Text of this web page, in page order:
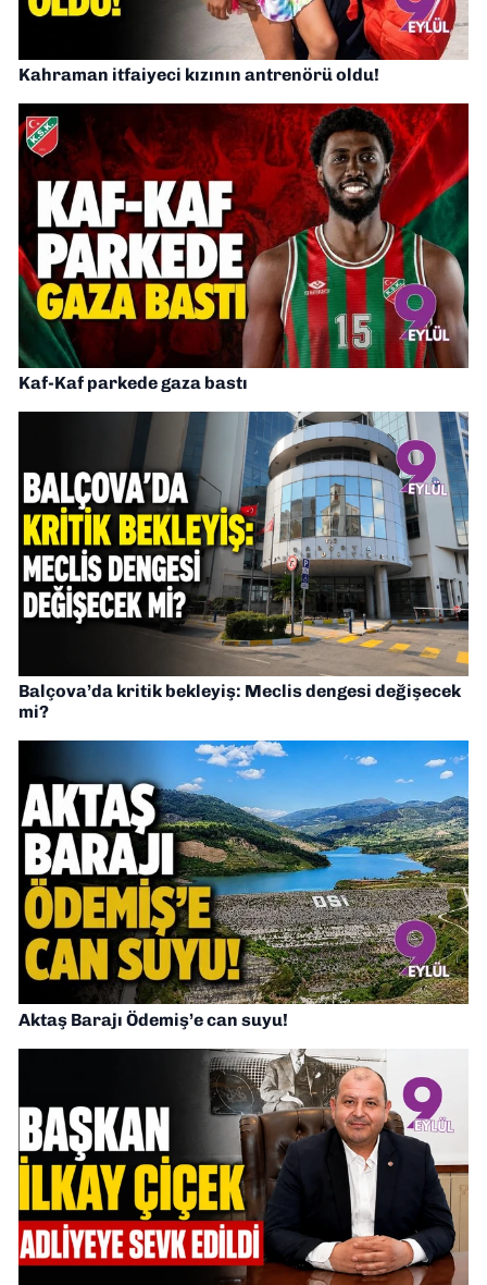
Kahraman itfaiyeci kızının antrenörü oldu!
Kaf-Kaf parkede gaza bastı
Balçova’da kritik bekleyiş: Meclis dengesi değişecek
mi?
Aktaş Barajı Ödemiş’e can suyu!